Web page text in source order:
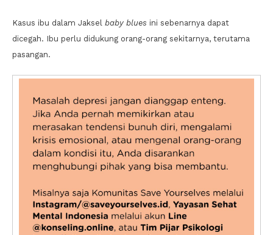
Kasus ibu dalam Jaksel baby blues ini sebenarnya dapat
dicegah. Ibu perlu didukung orang-orang sekitarnya, terutama
pasangan.